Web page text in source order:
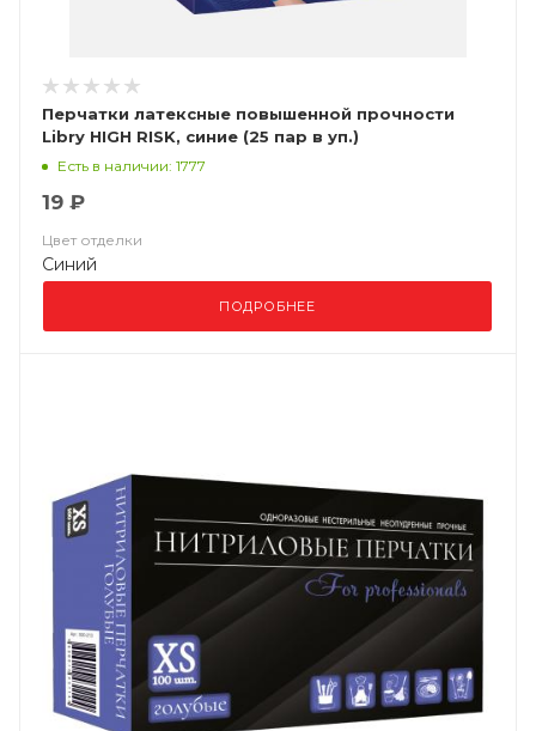
Перчатки латексные повышенной прочности
Libry HIGH RISK, синие (25 пар в уп.)
Есть в наличии: 1777
19 ₽
Цвет отделки
Синий
ПОДРОБНЕЕ